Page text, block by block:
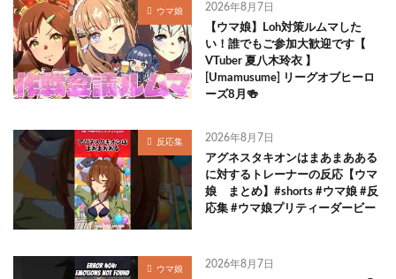
ウマ娘 2026年8月7日
【ウマ娘】Loh対策ルムマした
い！誰でもご参加大歓迎です【
VTuber 夏八木玲衣 】
[Umamusume] リーグオブヒーロ
ーズ8月🍻
反応集 2026年8月7日
アグネスタキオンはまあまあある
に対するトレーナーの反応【ウマ
娘 まとめ】#shorts #ウマ娘 #反
応集 #ウマ娘プリティーダービー
ウマ娘 2026年8月7日